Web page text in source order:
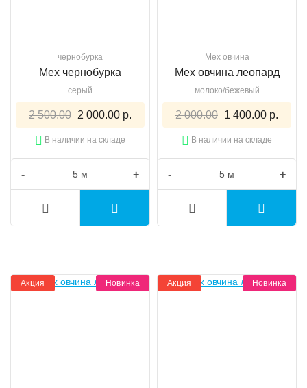
чернобурка
Мех чернобурка
серый
2 500.00 2 000.00 р.
В наличии на складе
- +
Мех овчина
Мех овчина леопард
молоко/бежевый
2 000.00 1 400.00 р.
В наличии на складе
- +
Акция Новинка Акция Новинка